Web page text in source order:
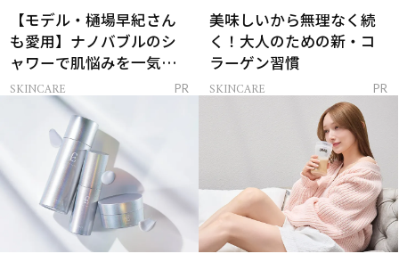
【モデル・樋場早紀さん
も愛用】ナノバブルのシ
ャワーで肌悩みを一気に
解決
SKINCARE PR
美味しいから無理なく続
く！大人のための新・コ
ラーゲン習慣
SKINCARE PR